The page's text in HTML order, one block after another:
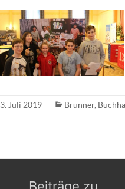
3. Juli 2019 Brunner,